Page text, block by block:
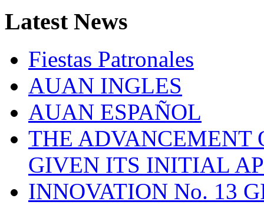
LatestNews
Fiestas Patronales
AUAN INGLES
AUAN ESPAÑOL
THE ADVANCEMENT
GIVEN ITS INITIAL
INNOVATION No. 13